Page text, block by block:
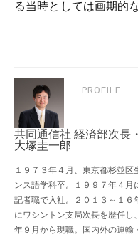
る当時としては画期的
PROFILE
共同通信社 経済部次長
大塚圭一郎
１９７３年４月、東京都杉並
ンス語学科卒。１９９７年４
記者職で入社。２０１３～１
にワシントン支局次長を歴任し
年９月から現職。国内外の運